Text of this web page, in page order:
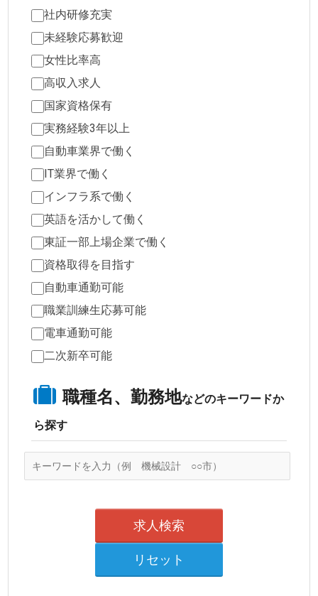
社内研修充実
未経験応募歓迎
女性比率高
高収入求人
国家資格保有
実務経験3年以上
自動車業界で働く
IT業界で働く
インフラ系で働く
英語を活かして働く
東証一部上場企業で働く
資格取得を目指す
自動車通勤可能
職業訓練生応募可能
電車通勤可能
二次新卒可能
職種名、勤務地などのキーワードか
ら探す